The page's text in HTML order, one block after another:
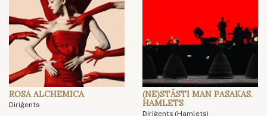
ROSA ALCHEMICA
Diriģents
(NE)STĀSTI MAN PASAKAS.
HAMLETS
Diriģents (Hamlets)